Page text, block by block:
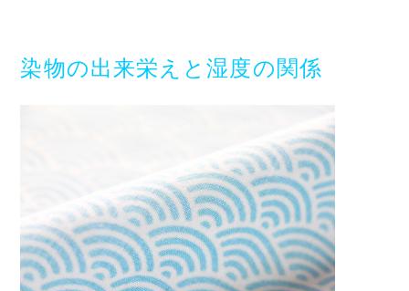
染物の出来栄えと湿度の関係